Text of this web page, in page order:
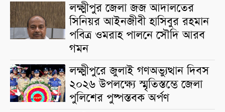
লক্ষ্মীপুর জেলা জজ আদালতের
সিনিয়র আইনজীবী হাসিবুর রহমান
পবিত্র ওমরাহ পালনে সৌদি আরব
গমন
লক্ষ্মীপুরে জুলাই গণঅভ্যুত্থান দিবস
২০২৬ উপলক্ষ্যে স্মৃতিস্তম্ভে জেলা
পুলিশের পুষ্পস্তবক অর্পণ